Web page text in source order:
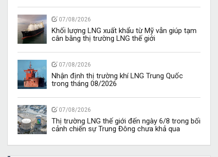
07/08/2026
Khối lượng LNG xuất khẩu từ Mỹ vẫn giúp tạm
cân bằng thị trường LNG thế giới
07/08/2026
Nhận định thị trường khí LNG Trung Quốc
trong tháng 08/2026
07/08/2026
Thị trường LNG thế giới đến ngày 6/8 trong bối
cảnh chiến sự Trung Đông chưa khả qua